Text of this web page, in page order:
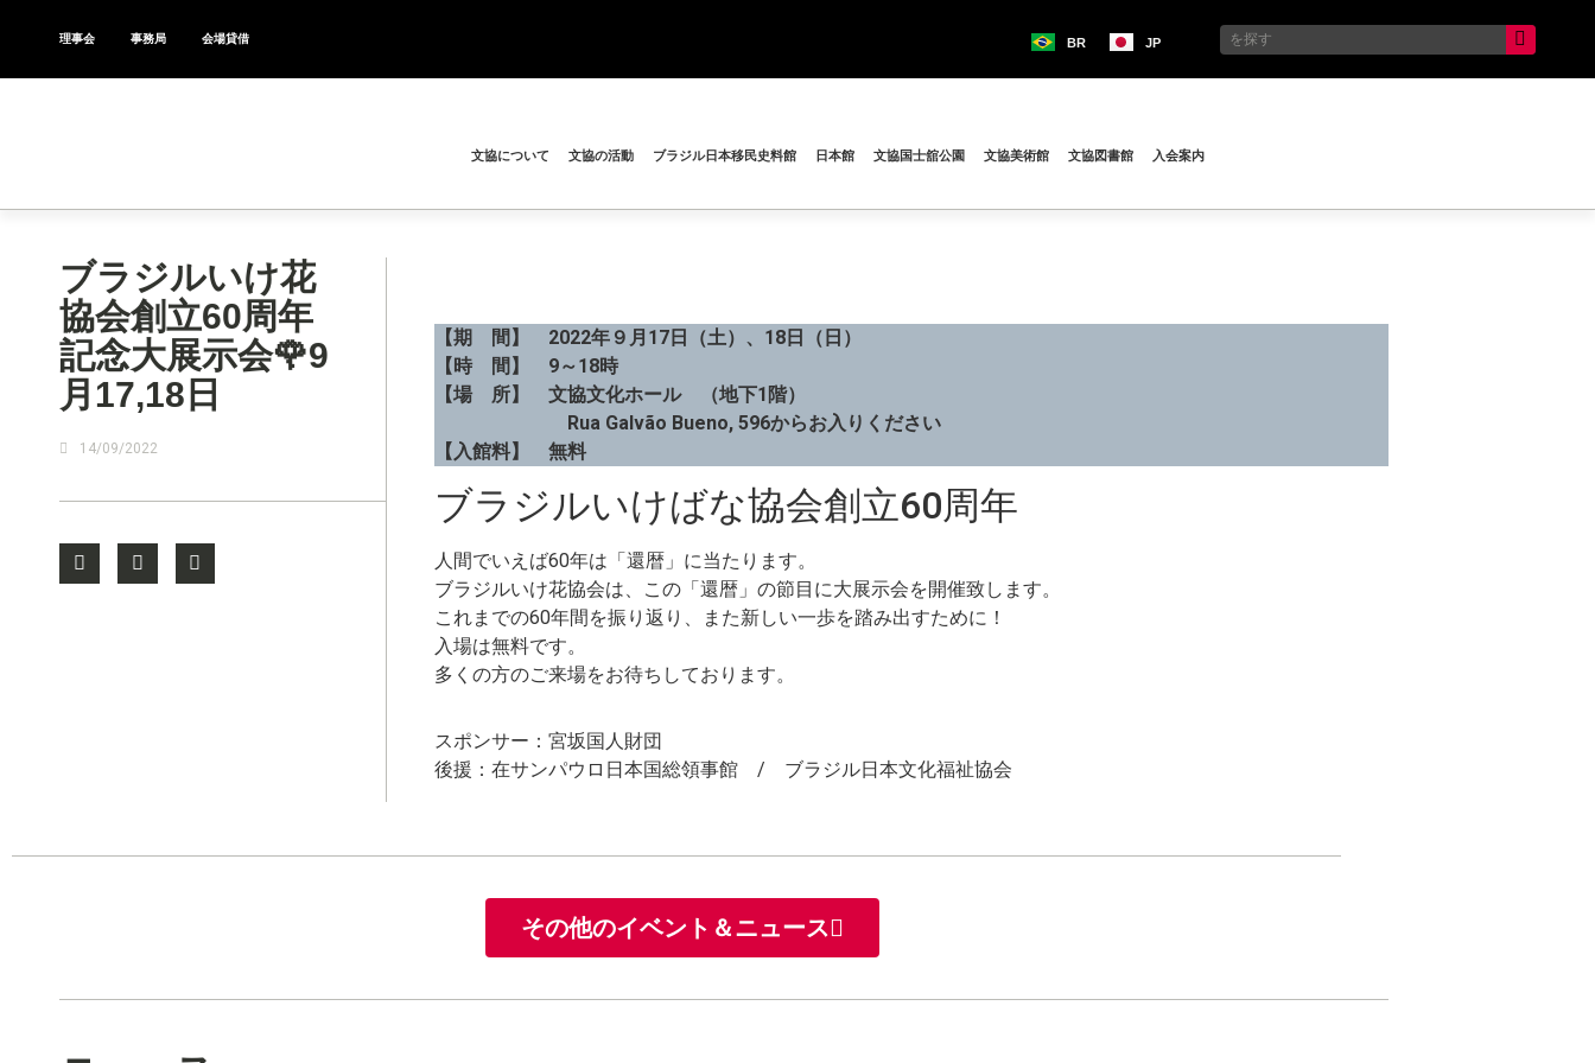
理事会 事務局 会場貸借 BR JP
文協について 文協の活動 ブラジル日本移民史料館 日本館 文協国士舘公園 文協美術館 文協図書館 入会案内
ブラジルいけ花
協会創立60周年
記念大展示会🌹9
月17,18日
14/09/2022
【期 間】 2022年９月17日（土）、18日（日）
【時 間】 9～18時
【場 所】 文協文化ホール （地下1階）
Rua Galvão Bueno, 596からお入りください
【入館料】 無料
ブラジルいけばな協会創立60周年
人間でいえば60年は「還暦」に当たります。
ブラジルいけ花協会は、この「還暦」の節目に大展示会を開催致します。
これまでの60年間を振り返り、また新しい一歩を踏み出すために！
入場は無料です。
多くの方のご来場をお待ちしております。
スポンサー：宮坂国人財団
後援：在サンパウロ日本国総領事館 / ブラジル日本文化福祉協会
その他のイベント＆ニュース